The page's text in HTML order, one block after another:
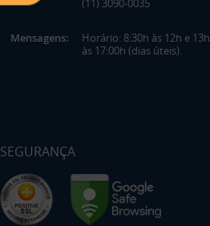
(11) 3090-0035
Mensagens:
Horário: 8:30h às 12h e 13h
às 17:00h (dias úteis).
SEGURANÇA